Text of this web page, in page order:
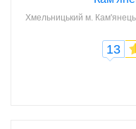
Хмельницький м. Кам'янець-
13